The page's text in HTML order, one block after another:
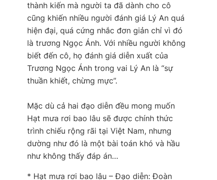
thành kiến mà người ta đã dành cho cô
cũng khiến nhiều người đánh giá Lý An quá
hiện đại, quá cứng nhắc đơn giản chỉ vì đó
là trương Ngọc Ánh. Với nhiều người không
biết đến cô, họ đánh giá diễn xuất của
Trương Ngọc Ánh trong vai Lý An là “sự
thuần khiết, chừng mực”.
Mặc dù cả hai đạo diễn đều mong muốn
Hạt mưa rơi bao lâu sẽ được chính thức
trình chiếu rộng rãi tại Việt Nam, nhưng
dường như đó là một bài toán khó và hầu
như không thấy đáp án…
* Hạt mưa rơi bao lâu – Đạo diễn: Đoàn